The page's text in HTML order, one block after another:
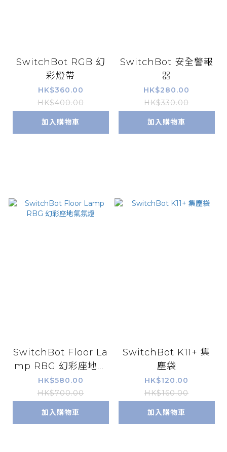
SwitchBot RGB 幻
彩燈帶
HK$360.00
HK$400.00
加入購物車
SwitchBot 安全警報
器
HK$280.00
HK$330.00
加入購物車
SwitchBot Floor La
mp RBG 幻彩座地氣
氛燈
HK$580.00
HK$700.00
加入購物車
SwitchBot K11+ 集
塵袋
HK$120.00
HK$160.00
加入購物車